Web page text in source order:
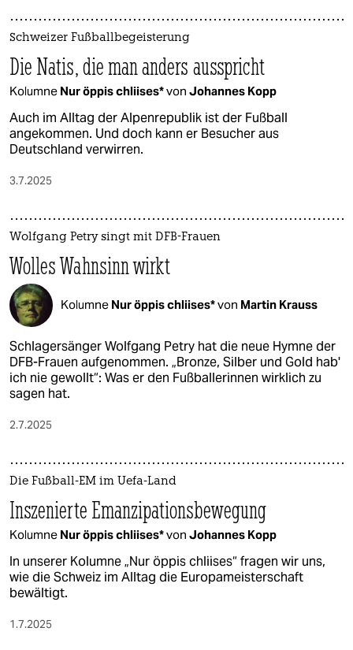
Schweizer Fußballbegeisterung
Die Natis, die man anders ausspricht
Kolumne Nur öppis chliises*von Johannes Kopp
Auch im Alltag der Alpenrepublik ist der Fußball
angekommen. Und doch kann er Besucher aus
Deutschland verwirren.
3.7.2025
Wolfgang Petry singt mit DFB-Frauen
Wolles Wahnsinn wirkt
Kolumne Nur öppis chliises*von Martin Krauss
Schlagersänger Wolfgang Petry hat die neue Hymne der
DFB-Frauen aufgenommen. „Bronze, Silber und Gold hab'
ich nie gewollt“: Was er den Fußballerinnen wirklich zu
sagen hat.
2.7.2025
Die Fußball-EM im Uefa-Land
Inszenierte Emanzipationsbewegung
Kolumne Nur öppis chliises*von Johannes Kopp
In unserer Kolumne „Nur öppis chliises“ fragen wir uns,
wie die Schweiz im Alltag die Europameisterschaft
bewältigt.
1.7.2025